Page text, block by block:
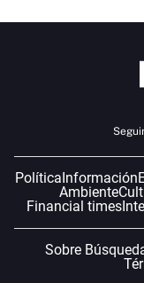
PolíticaInformación
Ambiente
Financial times
Sobre